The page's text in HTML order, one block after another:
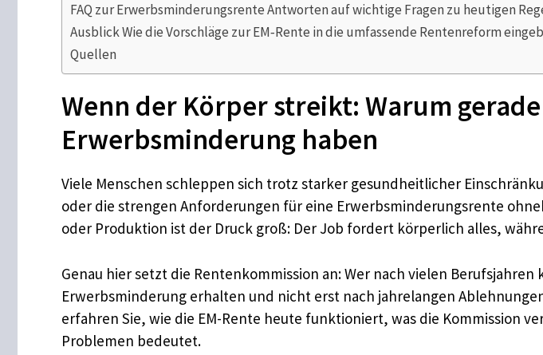
FAQ zur Erwerbsminderungsrente Antworten auf wichtige Fragen zu heutigen
Ausblick Wie die Vorschläge zur EM‑Rente in die umfassende Rentenreform
Quellen
Wenn der Körper streikt: Warum
Erwerbsminderung haben
Viele Menschen schleppen sich trotz starker gesundheitlicher
oder die strengen Anforderungen für eine Erwerbsminderungsrente
oder Produktion ist der Druck groß: Der Job fordert körperlich alles,
Genau hier setzt die Rentenkommission an: Wer nach vielen
Erwerbsminderung erhalten und nicht erst nach jahrelangen
erfahren Sie, wie die EM-Rente heute funktioniert, was die Kommission
Problemen bedeutet.